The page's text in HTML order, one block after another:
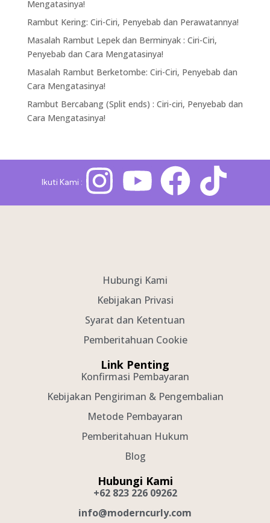
Mengatasinya!
Rambut Kering: Ciri-Ciri, Penyebab dan Perawatannya!
Masalah Rambut Lepek dan Berminyak : Ciri-Ciri,
Penyebab dan Cara Mengatasinya!
Masalah Rambut Berketombe: Ciri-Ciri, Penyebab dan
Cara Mengatasinya!
Rambut Bercabang (Split ends) : Ciri-ciri, Penyebab dan
Cara Mengatasinya!
Ikuti Kami :
Hubungi Kami
Kebijakan Privasi
Syarat dan Ketentuan
Pemberitahuan Cookie
Link Penting
Konfirmasi Pembayaran
Kebijakan Pengiriman & Pengembalian
Metode Pembayaran
Pemberitahuan Hukum
Blog
Hubungi Kami
+62 823 226 09262
info@moderncurly.com